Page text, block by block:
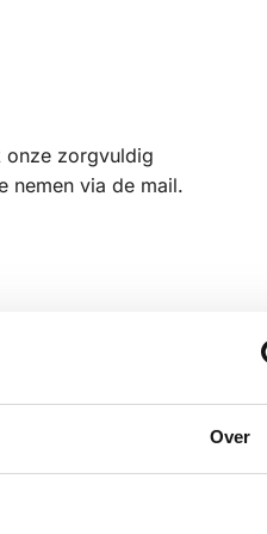
Over
onze zorgvuldig
nemen via de mail.
die triljarden trillingen
hoge trilling kan
energieën